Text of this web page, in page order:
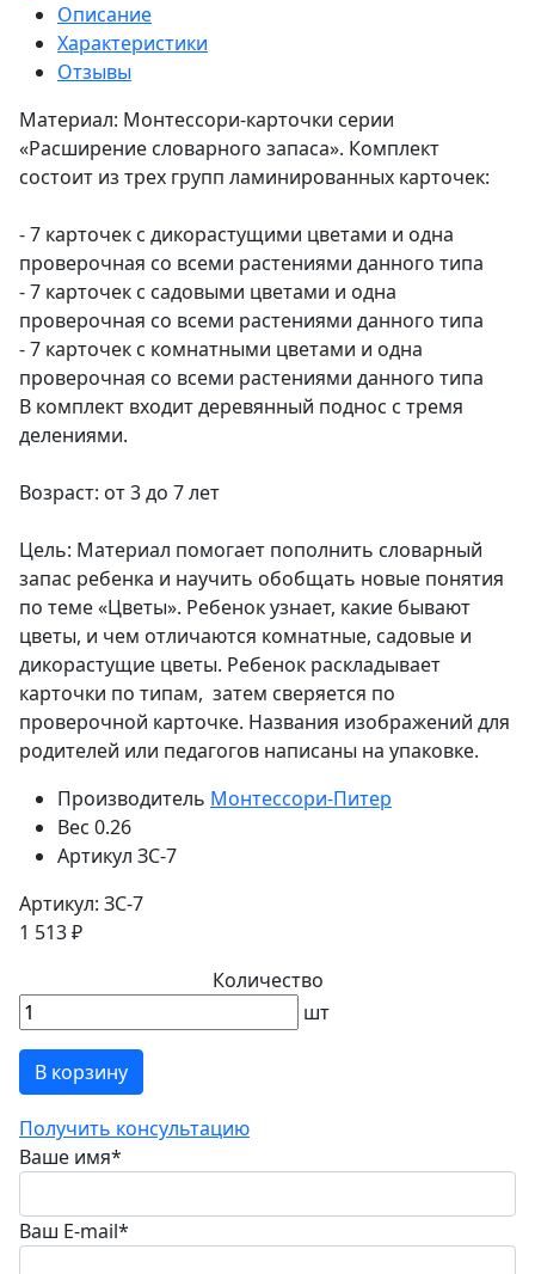
Описание
Характеристики
Отзывы
Материал: Монтессори-карточки серии
«Расширение словарного запаса». Комплект
состоит из трех групп ламинированных карточек:
- 7 карточек с дикорастущими цветами и одна
проверочная со всеми растениями данного типа
- 7 карточек с садовыми цветами и одна
проверочная со всеми растениями данного типа
- 7 карточек с комнатными цветами и одна
проверочная со всеми растениями данного типа
В комплект входит деревянный поднос с тремя
делениями.
Возраст: от 3 до 7 лет
Цель: Материал помогает пополнить словарный
запас ребенка и научить обобщать новые понятия
по теме «Цветы». Ребенок узнает, какие бывают
цветы, и чем отличаются комнатные, садовые и
дикорастущие цветы. Ребенок раскладывает
карточки по типам, затем сверяется по
проверочной карточке. Названия изображений для
родителей или педагогов написаны на упаковке.
Производитель Монтессори-Питер
Вес 0.26
Артикул ЗС-7
Артикул: ЗС-7
1 513 ₽
Количество
шт
В корзину
Получить консультацию
Ваше имя*
Ваш E-mail*